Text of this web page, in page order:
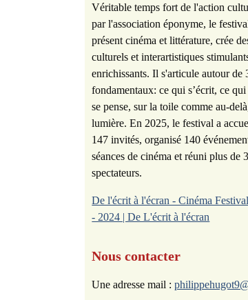
Véritable temps fort de l'action
par l'association éponyme, le
présent cinéma et littérature, crée
culturels et interartistiques
enrichissants. Il s'articule autour de
fondamentaux: ce qui s’écrit, ce
se pense, sur la toile comme au-
lumière. En 2025, le festival a
147 invités, organisé 140
séances de cinéma et réuni plus de
spectateurs.
De l'écrit à l'écran - Cinéma
- 2024 | De L'écrit à l'écran
Nous contacter
Une adresse mail :